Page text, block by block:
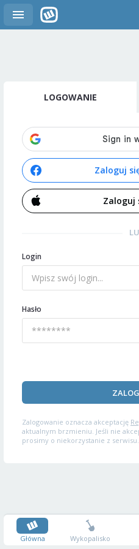
LOGOWANIE
Zaloguj
Zaloguj
Login
Hasło
Zalogowanie oznacza akceptację
aktualnym brzmieniu. Jeśli nie
prosimy o niekorzystanie z serwisu.
Główna Wykopalisko